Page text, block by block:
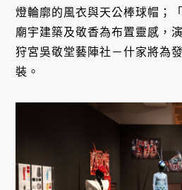
燈輪廓的風衣與天公棒球帽；
廟宇建築及敬香為布置靈感，
狩宮吳敬堂藝陣社－什家將為
裝。